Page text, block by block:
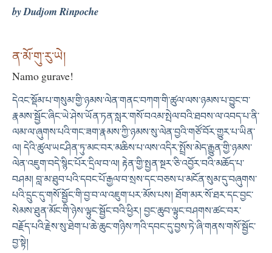
by Dudjom Rinpoche
ན་མོ་གུ་རུ་ཡེ།
Namo gurave!
དེའང་སྡོམ་པ་གསུམ་གྱི་ཉམས་ལེན་གནང་བཀག་གི་ཚུལ་ལས་ཉམས་པ་བྱུང་བ་
རྣམས་སྦྱོང་ཞིང་ཡེ་ཤེས་ཡོན་ཏན་སླར་གསོ་བའམ་སྤེལ་བའི་ཐབས་ལ་འབད་པ་ནི་
ལམ་ལ་ཞུགས་པའི་གང་ཟག་རྣམས་ཀྱི་ཉམས་སུ་ལེན་བྱའི་གཙོ་བོར་གྱུར་པ་ཡིན་
ལ། དེའི་ཚུལ་ཡངཤིན་ཏུ་མང་བར་མཆིས་པ་ལས་འདིར་སྤྲོས་མེད་རྒྱུན་གྱི་ཉམས་
ལེན་འཇུག་བདེ་སྙིང་པོར་དྲིལ་བ་ལ། རྟེན་གྱི་སྤྱན་སྔར་ཅི་འབྱོར་བའི་མཆོད་པ་
བཤམ། བླ་མ་ཐུབ་པའི་དབང་པོ་རྒྱལ་བ་སྲས་དང་བཅས་པ་མངོན་སུམ་དུ་བཞུགས་
པའི་དྲུང་དུ་གསོ་སྦྱོང་གི་བྱ་བ་ལ་འཇུག་པར་མོས་པས། ཐོག་མར་སོ་ཐར་དང་བྱང་
སེམས་ཐུན་མོང་གི་ཉེས་ལྟུང་སྦྱོང་བའི་ཕྱིར། བྱང་ཆུབ་ལྟུང་བཤགས་ཚང་བར་
བརྗོད་པའི་རྗེས་སུ་ཐེག་པ་ཆེ་ཆུང་གཉིས་ཀའི་དབང་དུ་བྱས་ཏེ་ཞི་གནས་གསོ་སྦྱོང་
བྱ་སྟེ།